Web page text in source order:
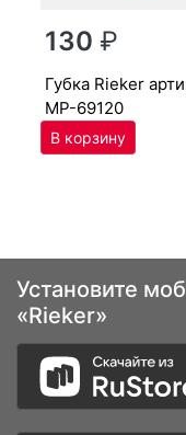
130₽
губ­ка Ri­eker
MP-69120
Установите
«Rieker»